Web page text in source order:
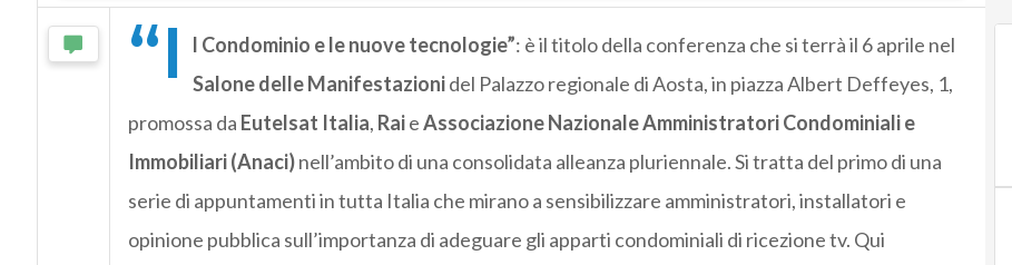
“I l Condominio e le nuove tecnologie”: è il titolo della conferenza che si terrà il 6 aprile nel
Salone delle Manifestazionidel Palazzo regionale di Aosta, in piazza Albert Deffeyes, 1,
promossa da Eutelsat Italia, RaieAssociazione Nazionale Amministratori Condominiali e
Immobiliari (Anaci)nell’ambito di una consolidata alleanza pluriennale. Si tratta del primo di una
serie di appuntamenti in tutta Italia che mirano a sensibilizzare amministratori, installatori e
opinione pubblica sull’importanza di adeguare gli apparti condominiali di ricezione tv. Qui